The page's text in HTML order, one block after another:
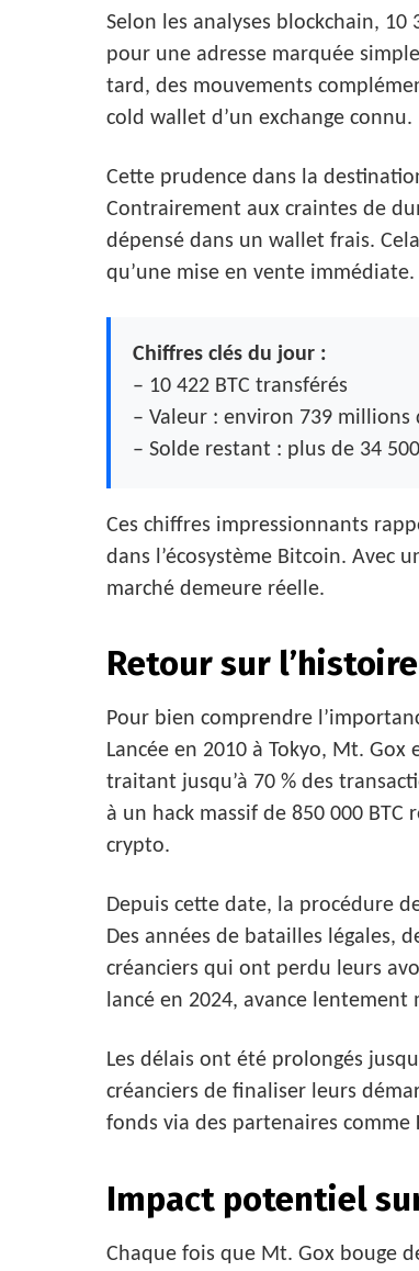
Selon les analyses blockchain,
pour une adresse marquée
tard, des mouvements
cold wallet d’un exchange connu.
Cette prudence dans la
Contrairement aux craintes de
dépensé dans un wallet frais.
qu’une mise en vente immédiate.
Chiffres clés du jour :
– 10 422 BTC transférés
– Valeur : environ 739 millions
– Solde restant : plus de 34 500
Ces chiffres impressionnants
dans l’écosystème Bitcoin. Avec
marché demeure réelle.
Retour sur
Pour bien comprendre
Lancée en 2010 à Tokyo, Mt.
traitant jusqu’à 70 % des
à un hack massif de 850 000
crypto.
Depuis cette date, la procédure
Des années de batailles légales,
créanciers qui ont perdu leurs
lancé en 2024, avance lentement
Les délais ont été prolongés
créanciers de finaliser leurs
fonds via des partenaires comme
Impact potentiel
Chaque fois que Mt. Gox bouge